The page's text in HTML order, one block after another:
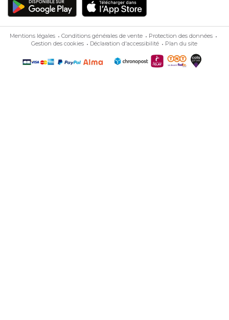
Mentions légales Conditions générales de vente
Protection des données
Gestion des cookies
Déclaration d'accessibilité Plan du site